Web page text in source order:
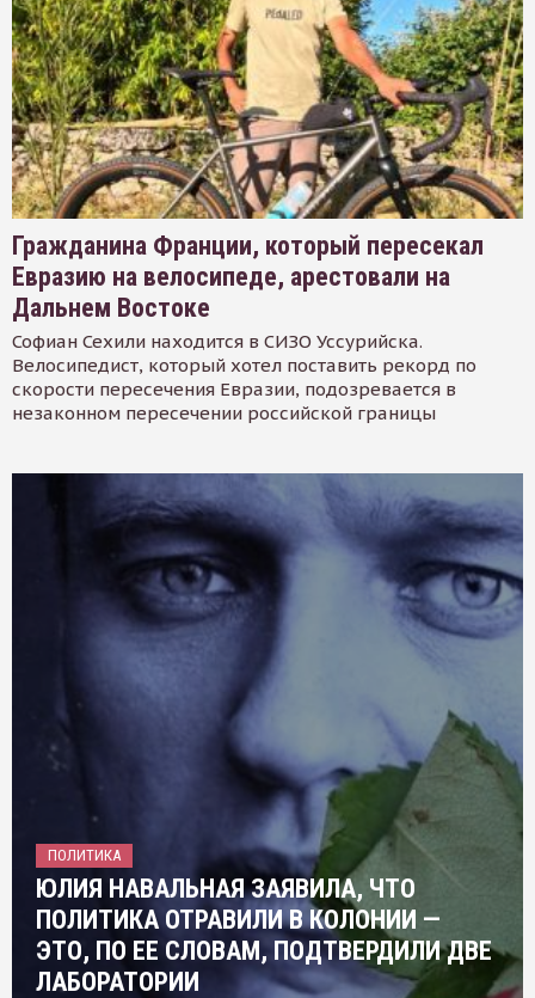
Гражданина Франции, который пересекал
Евразию на велосипеде, арестовали на
Дальнем Востоке
Софиан Сехили находится в СИЗО Уссурийска.
Велосипедист, который хотел поставить рекорд по
скорости пересечения Евразии, подозревается в
незаконном пересечении российской границы
ПОЛИТИКА
ЮЛИЯ НАВАЛЬНАЯ ЗАЯВИЛА, ЧТО
ПОЛИТИКА ОТРАВИЛИ В КОЛОНИИ —
ЭТО, ПО ЕЕ СЛОВАМ, ПОДТВЕРДИЛИ ДВЕ
ЛАБОРАТОРИИ